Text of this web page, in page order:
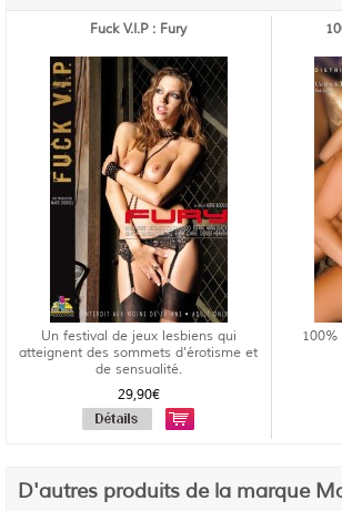
Fuck V.I.P : Fury
Un festival de jeux lesbiens qui
atteignent des sommets d'érotisme et
de sensualité.
29,90€
D'autres produits de la marque